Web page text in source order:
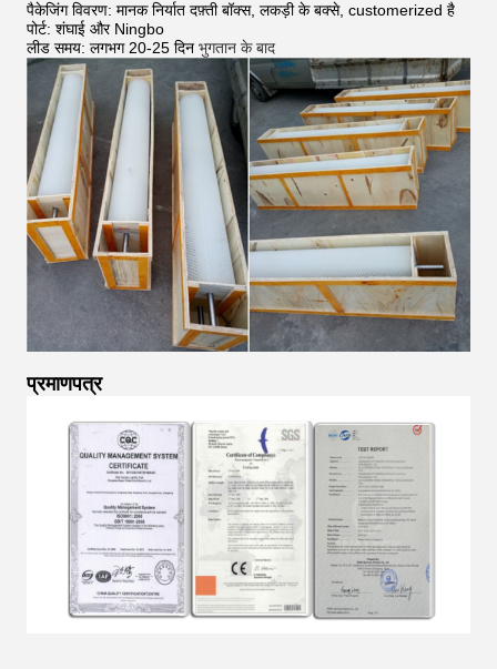
पैकेजिंग विवरण: मानक निर्यात दफ़्ती बॉक्स, लकड़ी के बक्से, customerized है
पोर्ट: शंघाई और Ningbo
लीड समय: लगभग 20-25 दिन भुगतान के बाद
प्रमाणपत्र